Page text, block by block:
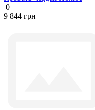
0
9 844 грн